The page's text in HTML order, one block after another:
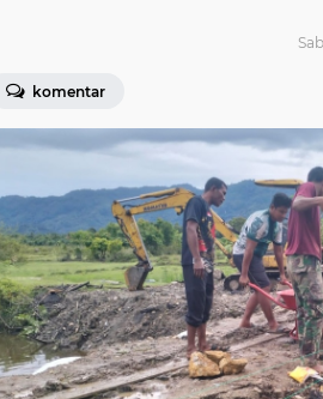
komentar